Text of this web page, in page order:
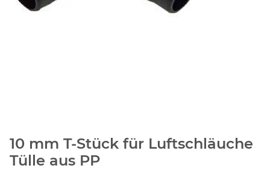
10 mm T-Stück für Luftschläuche
Tülle aus PP